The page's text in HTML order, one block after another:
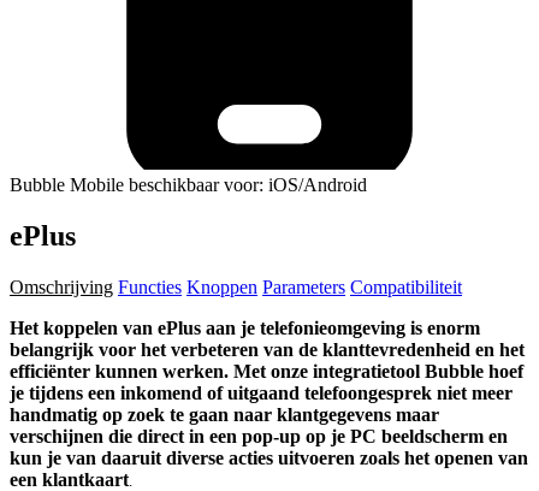
Bubble Mobile beschikbaar voor: iOS/Android
ePlus
Omschrijving Functies Knoppen Parameters Compatibiliteit
Het koppelen van ePlus aan je telefonieomgeving is enorm
belangrijk voor het verbeteren van de klanttevredenheid en het
efficiënter kunnen werken. Met onze integratietool Bubble hoef
je tijdens een inkomend of uitgaand telefoongesprek niet meer
handmatig op zoek te gaan naar klantgegevens maar
verschijnen die direct in een pop-up op je PC beeldscherm en
kun je van daaruit diverse acties uitvoeren zoals het openen van
een klantkaart